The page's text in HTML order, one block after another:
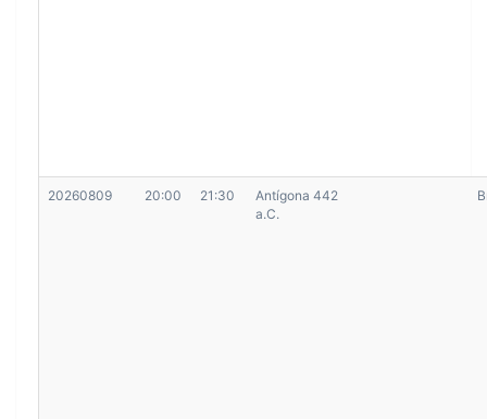
20260809 20:00 21:30
Antígona 442
a.C.